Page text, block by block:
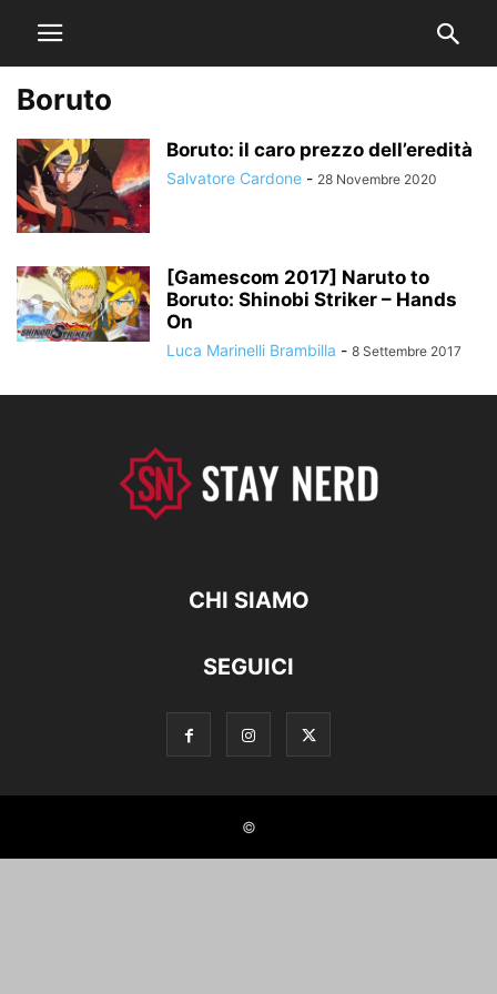
Boruto
Boruto: il caro prezzo dell’eredità
Salvatore Cardone - 28 Novembre 2020
[Gamescom 2017] Naruto to
Boruto: Shinobi Striker – Hands
On
Luca Marinelli Brambilla - 8 Settembre 2017
CHI SIAMO
SEGUICI
©